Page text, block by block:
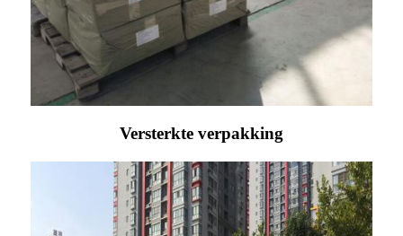
Versterkte verpakking